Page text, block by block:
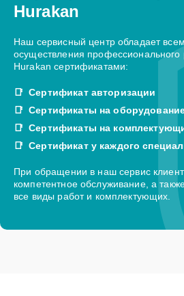
Hurakan
Наш сервисный центр обладает
осуществления профессионального
Hurakan сертификатами:
Сертификат авторизации
Сертификаты на
Сертификаты на
Сертификат у каждого
При обращении в наш сервис
компетентное обслуживание, а
все виды работ и комплектующих.